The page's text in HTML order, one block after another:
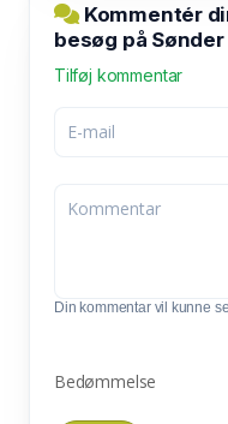
Kommentér
besøg på
Tilføj kommentar
Din kommentar vil kunne
Bedømmelse